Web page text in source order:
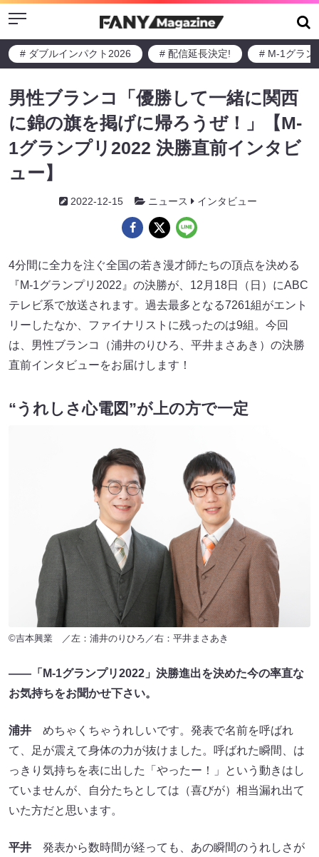
Menu
# ダブルインパクト2026 # 配信延長決定! # M-1グラン
男性ブランコ「優勝して一緒に関西
に錦の旗を掲げに帰ろうぜ！」【M-
1グランプリ2022 決勝直前インタビ
ュー】
2022-12-15 ニュース インタビュー
4分間に全力を注ぐ全国の若き漫才師たちの頂点を決める
『M-1グランプリ2022』の決勝が、12月18日（日）にABC
テレビ系で放送されます。過去最多となる7261組がエント
リーしたなか、ファイナリストに残ったのは9組。今回
は、男性ブランコ（浦井のりひろ、平井まさあき）の決勝
直前インタビューをお届けします！
“うれしさ心電図”が上の方で一定
©吉本興業 ／左：浦井のりひろ／右：平井まさあき
――「M-1グランプリ2022」決勝進出を決めた今の率直な
お気持ちをお聞かせ下さい。
浦井 めちゃくちゃうれしいです。発表で名前を呼ばれ
て、足が震えて身体の力が抜けました。呼ばれた瞬間、は
っきり気持ちを表に出した「やったー！」という動きはし
ていませんが、自分たちとしては（喜びが）相当漏れ出て
いた方だと思います。
平井 発表から数時間が経っても、あの瞬間のうれしさが